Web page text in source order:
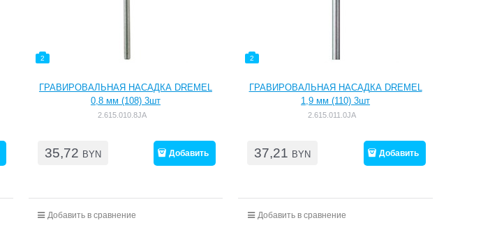
2
ГРАВИРОВАЛЬНАЯ НАСАДКА DREMEL
0,8 мм (108) 3шт
2.615.010.8JA
35,72 BYN Добавить
Добавить в сравнение
2
ГРАВИРОВАЛЬНАЯ НАСАДКА DREMEL
1,9 мм (110) 3шт
2.615.011.0JA
37,21 BYN Добавить
Добавить в сравнение